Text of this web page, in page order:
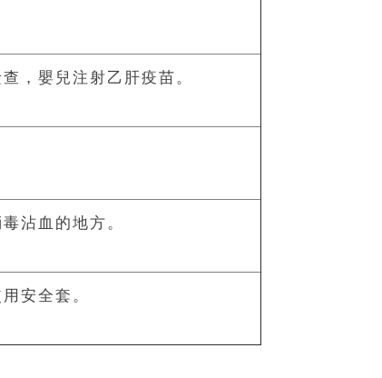
，嬰兒注射乙肝疫苗。
沾血的地方。
安全套。